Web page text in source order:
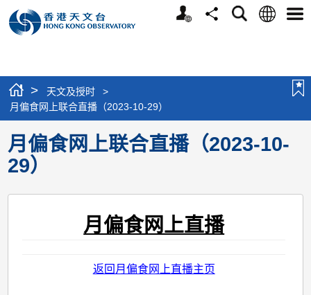
个
分
搜
语
选
> 天文及授时
>
月偏食网上联合直播（2023-10-29）
月偏食网上联合直播（2023-10-
29）
月偏食网上直播
返回月偏食网上直播主页